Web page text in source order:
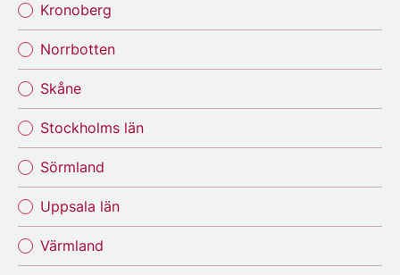
Kronoberg
Norrbotten
Skåne
Stockholms län
Sörmland
Uppsala län
Värmland